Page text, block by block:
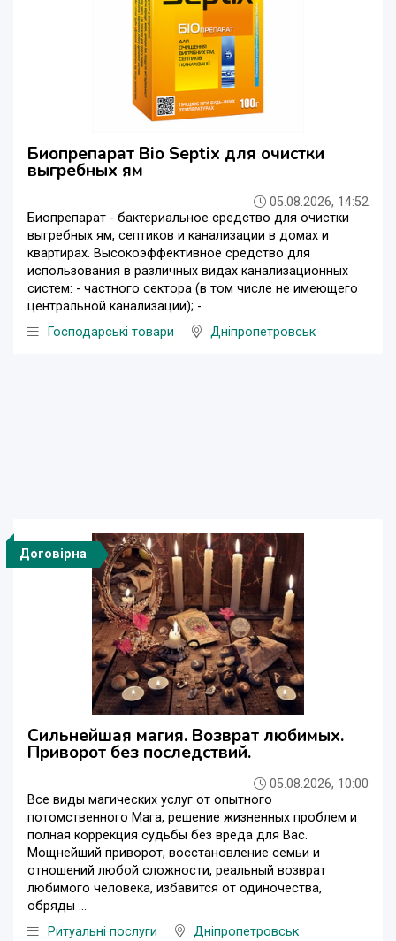
Биопрепарат Bio Septix для очистки
выгребных ям
05.08.2026, 14:52
Биопрепарат - бактериальное средство для очистки
выгребных ям, септиков и канализации в домах и
квартирах. Высокоэффективное средство для
использования в различных видах канализационных
систем: - частного сектора (в том числе не имеющего
центральной канализации); - ...
Господарські товари
Дніпропетровськ
Договірна
Сильнейшая магия. Возврат любимых.
Приворот без последствий.
05.08.2026, 10:00
Все виды магических услуг от опытного
потомственного Мага, решение жизненных проблем и
полная коррекция судьбы без вреда для Вас.
Мощнейший приворот, восстановление семьи и
отношений любой сложности, реальный возврат
любимого человека, избавится от одиночества,
обряды ...
Ритуальні послуги
Дніпропетровськ